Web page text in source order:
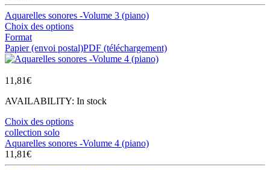
Aquarelles sonores -Volume 3 (piano)
Choix des options
Format
Papier (envoi postal)PDF (téléchargement)
11,81€
AVAILABILITY: In stock
Choix des options
collection solo
Aquarelles sonores -Volume 4 (piano)
11,81€